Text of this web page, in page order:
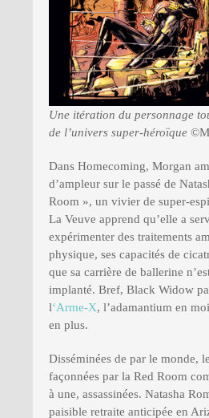
Une itération du personnage
de l’univers super-héroïque
Dans Homecoming, Morgan
d’ampleur sur le passé de
Room », un vivier de super-
La Veuve apprend qu’elle a
expérimenter des traitements
physique, ses capacités de
que sa carrière de ballerine
implanté. Bref, Black Widow
l‘Arme-X, l’adamantium en
en plus.
Disséminées de par le monde,
façonnées par la Red Room
à une, assassinées. Natasha
paisible retraite anticipée en